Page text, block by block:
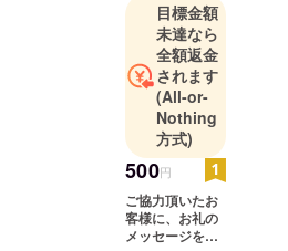
目標金額
未達なら
全額返金
されます
(All-or-
Nothing
方式)
500円
ご協力頂いたお
客様に、お礼の
メッセージをお